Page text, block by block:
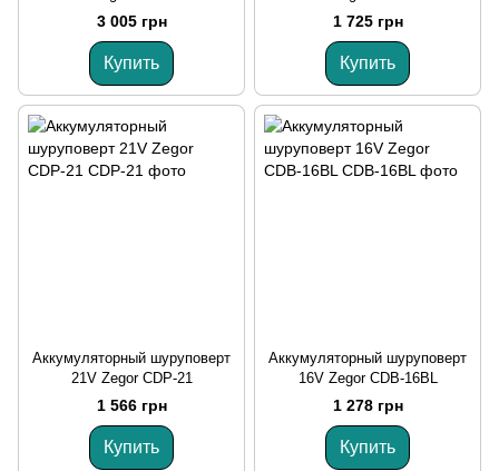
3 005 грн
Купить
1 725 грн
Купить
Аккумуляторный шуруповерт
21V Zegor CDP-21
1 566 грн
Купить
Аккумуляторный шуруповерт
16V Zegor CDB-16BL
1 278 грн
Купить